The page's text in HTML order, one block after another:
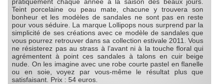
Teint porcelaine ou peau mate, chacune y trouvera son
bonheur et les modèles de sandales ne sont pas en reste
pour vous séduire. La marque Lollipops nous surprend par la
simplicité de ses créations avec ce modèle de sandales que
vous pourrez retrouver dans sa collection estivale 2011. Vous
ne résisterez pas au strass à l’avant ni à la touche floral qui
agrémentent à point ces sandales à talons en cuir beige
nude. On les imagine avec une robe courte pastel en flanelle
ou en soie, voyez par vous-même le résultat plus que
satisfaisant. Prix : 54 euros.